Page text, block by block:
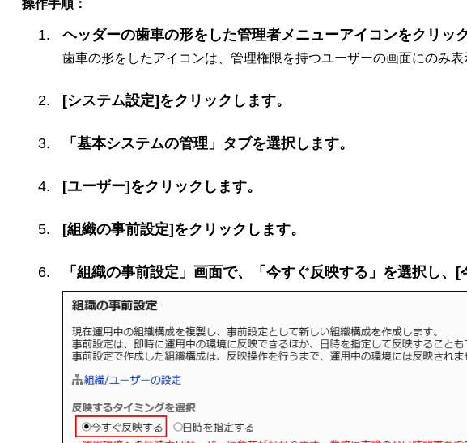
操作手順：
ヘッダーの歯車の形をした管理者メニューアイコンをクリッ
歯車の形をしたアイコンは、管理権限を持つユーザーの画面にのみ
[システム設定]をクリックします。
「基本システムの管理」タブを選択します。
[ユーザー]をクリックします。
[組織の事前設定]をクリックします。
「組織の事前設定」画面で、「今すぐ反映する」を選択し